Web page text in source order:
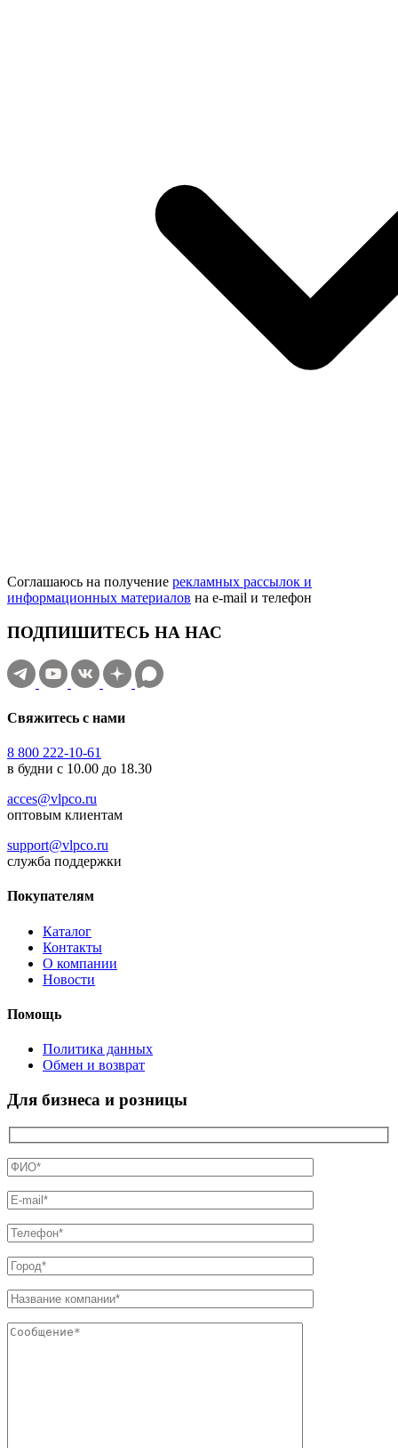
Соглашаюсь на получение рекламных рассылок и
информационных материалов на e‑mail и телефон
ПОДПИШИТЕСЬ НА НАС
Свяжитесь с нами
8 800 222-10-61
в будни с 10.00 до 18.30
acces@vlpco.ru
оптовым клиентам
support@vlpco.ru
служба поддержки
Покупателям
Каталог
Контакты
О компании
Новости
Помощь
Политика данных
Обмен и возврат
Для бизнеса и розницы